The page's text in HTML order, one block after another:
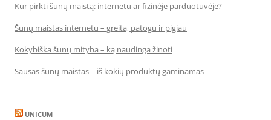
Kur pirkti šunų maistą: internetu ar fizinėje parduotuvėje?
Šunų maistas internetu – greita, patogu ir pigiau
Kokybiška šunų mityba – ką naudinga žinoti
Sausas šunų maistas – iš kokių produktų gaminamas
UNICUM